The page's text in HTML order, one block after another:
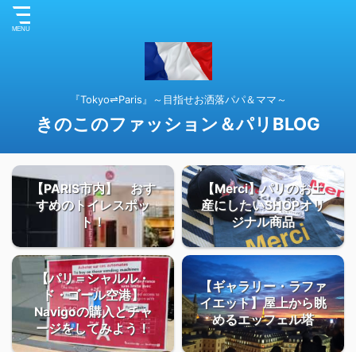
『Tokyo⇌Paris』～目指せお洒落パパ＆ママ～
きのこのファッション＆パリBLOG
【PARIS市内】 おす
すめのトイレスポッ
ト！
【Merci】パリのお土
産にしたいSHOPオリ
ジナル商品
【パリ＝シャルル・
ド・ゴール空港】
Navigoの購入とチャ
ージをしてみよう！
【ギャラリー・ラファ
イエット】屋上から眺
めるエッフェル塔